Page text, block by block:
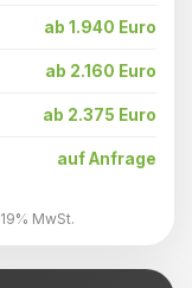
ab 1.940 Euro
ab 2.160 Euro
ab 2.375 Euro
auf Anfrage
MwSt.